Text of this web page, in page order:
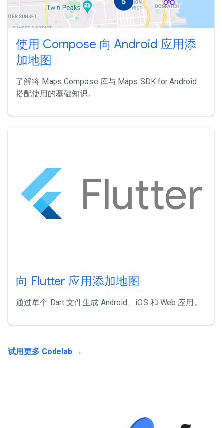
使用 Compose 向 Android 应用添
加地图
了解将 Maps Compose 库与 Maps SDK for Android
搭配使用的基础知识。
向 Flutter 应用添加地图
通过单个 Dart 文件生成 Android、iOS 和 Web 应用。
试用更多 Codelab →